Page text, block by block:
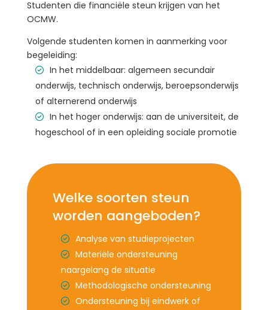
Studenten die financiële steun krijgen van het
OCMW.
Volgende studenten komen in aanmerking voor
begeleiding:
In het middelbaar: algemeen secundair
onderwijs, technisch onderwijs, beroepsonderwijs
of alternerend onderwijs
In het hoger onderwijs: aan de universiteit, de
hogeschool of in een opleiding sociale promotie
Welke soorten steun
worden aangeboden?
Analyse van studieprojecten
Materiële ondersteuning
naargelang de situatie
Methodologische ondersteuning
Ondersteuning bij eindwerk of